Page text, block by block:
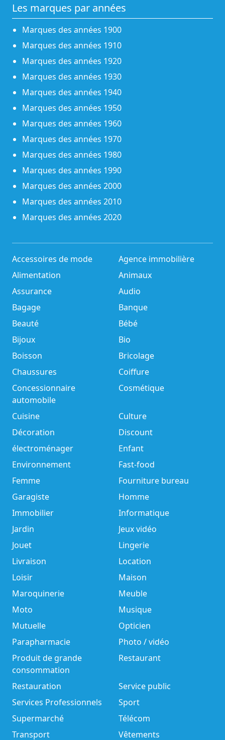
Les marques par années
Marques des années 1900
Marques des années 1910
Marques des années 1920
Marques des années 1930
Marques des années 1940
Marques des années 1950
Marques des années 1960
Marques des années 1970
Marques des années 1980
Marques des années 1990
Marques des années 2000
Marques des années 2010
Marques des années 2020
Accessoires de mode
Agence immobilière
Alimentation
Animaux
Assurance
Audio
Bagage
Banque
Beauté
Bébé
Bijoux
Bio
Boisson
Bricolage
Chaussures
Coiffure
Concessionnaire
automobile
Cosmétique
Cuisine
Culture
Décoration
Discount
électroménager
Enfant
Environnement
Fast-food
Femme
Fourniture bureau
Garagiste
Homme
Immobilier
Informatique
Jardin
Jeux vidéo
Jouet
Lingerie
Livraison
Location
Loisir
Maison
Maroquinerie
Meuble
Moto
Musique
Mutuelle
Opticien
Parapharmacie
Photo / vidéo
Produit de grande
consommation
Restaurant
Restauration
Service public
Services Professionnels
Sport
Supermarché
Télécom
Transport
Vêtements